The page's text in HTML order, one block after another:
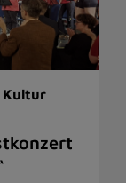
Kultur